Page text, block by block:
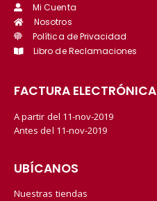
Mi Cuenta
Nosotros
Política de Privacidad
Libro de Reclamaciones
FACTURA ELECTRÓNICA
A partir del 11-nov-2019
Antes del 11-nov-2019
UBÍCANOS
Nuestras tiendas